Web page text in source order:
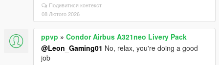
Подивитися контекст
08 Лютого 2026
ppvp » Condor Airbus A321neo Livery Pack
@Leon_Gaming01 No, relax, you're doing a good
job